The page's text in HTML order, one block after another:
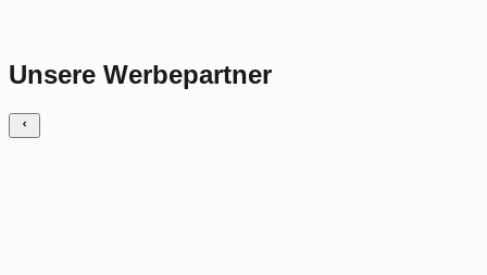
Unsere Werbepartner